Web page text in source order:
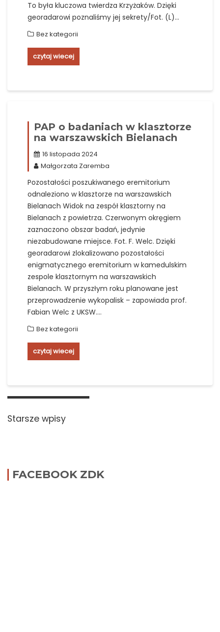
To była kluczowa twierdza Krzyżaków. Dzięki
georadarowi poznaliśmy jej sekrety/Fot. (L)…
Bez kategorii
czytaj wiecej
PAP o badaniach w klasztorze
na warszawskich Bielanach
16 listopada 2024
Małgorzata Zaremba
Pozostałości poszukiwanego eremitorium
odnaleziono w klasztorze na warszawskich
Bielanach Widok na zespół klasztorny na
Bielanach z powietrza. Czerwonym okręgiem
zaznaczono obszar badań, jedynie
niezabudowane miejsce. Fot. F. Welc. Dzięki
georadarowi zlokalizowano pozostałości
enigmatycznego eremitorium w kamedulskim
zespole klasztornym na warszawskich
Bielanach. W przyszłym roku planowane jest
przeprowadzenie wykopalisk – zapowiada prof.
Fabian Welc z UKSW.…
Bez kategorii
czytaj wiecej
Nawigacja
wpisach
Starsze wpisy
FACEBOOK ZDK